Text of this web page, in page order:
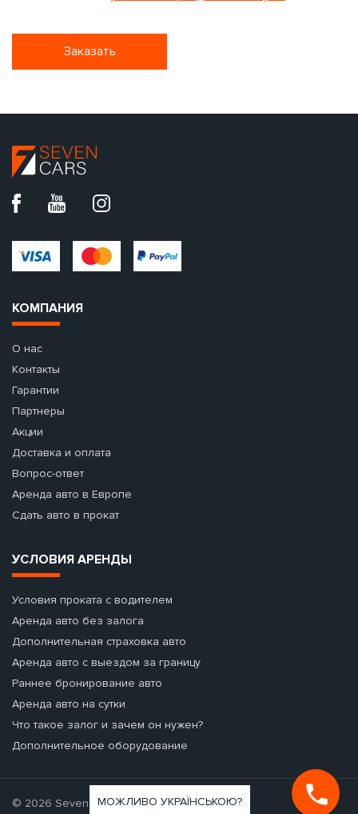
МОЖЛИВО УКРАЇНСЬКОЮ?
Заказать
КОМПАНИЯ
О нас
Контакты
Гарантии
Партнеры
Акции
Доставка и оплата
Вопрос-ответ
Аренда авто в Европе
Сдать авто в прокат
УСЛОВИЯ АРЕНДЫ
Условия проката с водителем
Аренда авто без залога
Дополнительная страховка авто
Аренда авто с выездом за границу
Раннее бронирование авто
Аренда авто на сутки
Что такое залог и зачем он нужен?
Дополнительное оборудование
© 2026 Seven Cars - аренда авто.